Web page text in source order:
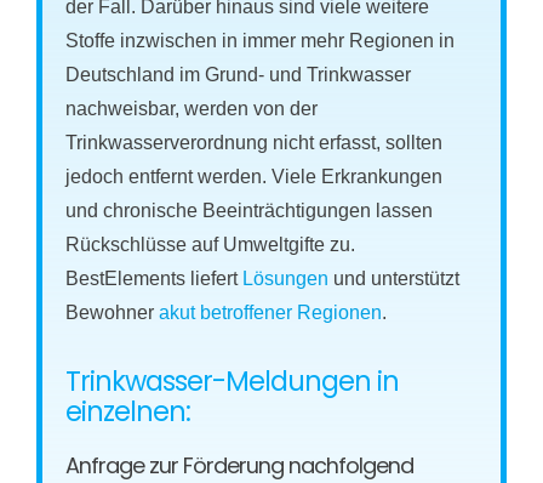
der Fall. Darüber hinaus sind viele weitere
Stoffe inzwischen in immer mehr Regionen in
Deutschland im Grund- und Trinkwasser
nachweisbar, werden von der
Trinkwasserverordnung nicht erfasst, sollten
jedoch entfernt werden. Viele Erkrankungen
und chronische Beeinträchtigungen lassen
Rückschlüsse auf Umweltgifte zu.
BestElements liefert Lösungen und unterstützt
Bewohnerakut betroffener Regionen.
Trinkwasser-Meldungen in
einzelnen:
Anfrage zur Förderung nachfolgend